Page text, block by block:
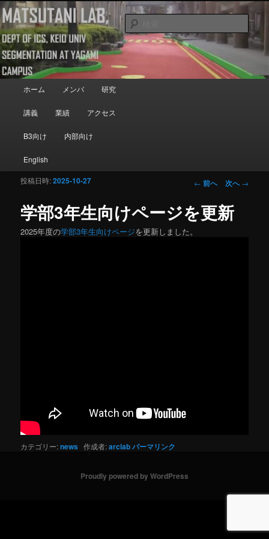
メインコンテンツへ移動
Matsutani Lab
Department of Information and Computer Science, Keio University
検
索
メインメニュー
ホーム メンバ 研究
講義 業績 アクセス
B3向け 内部向け
English
投稿ナビゲーシ
← 前へ 次へ→
学部3年生向けページを更新
投稿日時:2025-10-27
2025年度の学部3年生向けページを更新しました。
カテゴリー:news 作成者:arclabパーマリンク
Proudly powered by WordPress